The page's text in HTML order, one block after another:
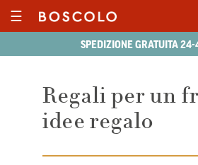
SPEDIZIONE GRATUITA
☰
Regali per un
idee regalo